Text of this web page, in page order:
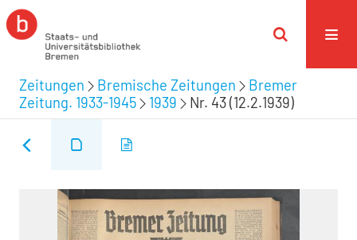
Zeitungen Bremische Zeitungen
Bremer
Zeitung. 1933-1945
1939 Nr. 43 (12.2.1939)